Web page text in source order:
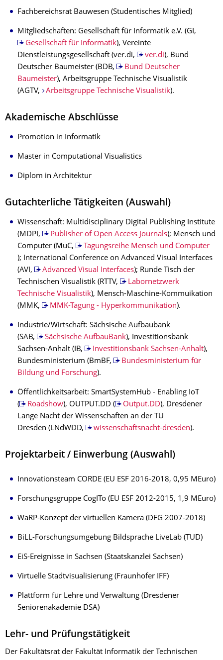
Fachbereichsrat Bauwesen (Studentisches Mitglied)
Mitgliedschaften: Gesellschaft für Informatik e.V. (GI,
Gesellschaft für Informatik), Vereinte
Dienstleistungsgesellschaft (ver.di,
ver.di), Bund
Deutscher Baumeister (BDB,
Bund Deutscher
Baumeister), Arbeitsgruppe Technische Visualistik
(AGTV,
Arbeitsgruppe Technische Visualistik).
Akademische Abschlüsse
Promotion in Informatik
Master in Computational Visualistics
Diplom in Architektur
Gutachterliche Tätigkeiten (Auswahl)
Wissenschaft: Multidisciplinary Digital Publishing Institute
(MDPI,
Publisher of Open Access Journals); Mensch und
Computer (MuC,
Tagungsreihe Mensch und Computer
); International Conference on Advanced Visual Interfaces
(AVI,
Advanced Visual Interfaces); Runde Tisch der
Technischen Visualistik (RTTV,
Labornetzwerk
Technische Visualistik), Mensch-Maschine-Kommuikation
(MMK,
MMK-Tagung - Hyperkommunikation).
Industrie/Wirtschaft: Sächsische Aufbaubank
(SAB,
Sächsische AufbauBank), Investitionsbank
Sachsen-Anhalt (IB,
Investitionsbank Sachsen-Anhalt),
Bundesministerium (BmBF,
Bundesministerium für
Bildung und Forschung).
Öffentlichkeitsarbeit: SmartSystemHub - Enabling IoT
(
Roadshow), OUTPUT.DD ( Output.DD), Dresdener
Lange Nacht der Wissenschaften an der TU
Dresden (LNdWDD,
wissenschaftsnacht-dresden).
Projektarbeit / Einwerbung (Auswahl)
Innovationsteam CORDE (EU ESF 2016-2018, 0,95 MEuro)
Forschungsgruppe CogITo (EU ESF 2012-2015, 1,9 MEuro)
WaRP-Konzept der virtuellen Kamera (DFG 2007-2018)
BiLL-Forschungsumgebung Bildsprache LiveLab (TUD)
EiS-Ereignisse in Sachsen (Staatskanzlei Sachsen)
Virtuelle Stadtvisualisierung (Fraunhofer IFF)
Plattform für Lehre und Verwaltung (Dresdener
Seniorenakademie DSA)
Lehr- und Prüfungstätigkeit
Der Fakultätsrat der Fakultät Informatik der Technischen